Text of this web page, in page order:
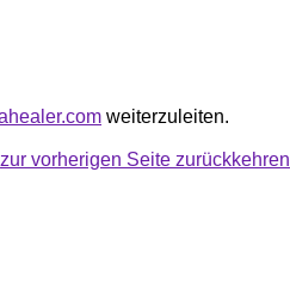
weiterzuleiten.
zur vorherigen Seite zurückkehren